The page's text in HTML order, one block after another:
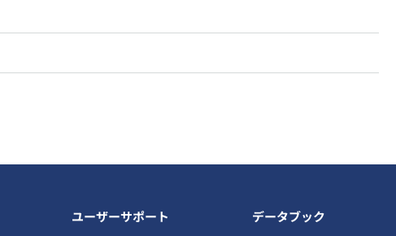
ユーザーサポート データブック